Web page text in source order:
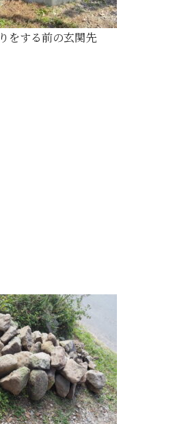
をする前の玄関先